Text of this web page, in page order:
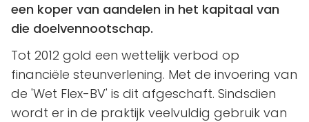
een koper van aandelen in het kapitaal van
die doelvennootschap.
Tot 2012 gold een wettelijk verbod op
financiële steunverlening. Met de invoering van
de 'Wet Flex-BV' is dit afgeschaft. Sindsdien
wordt er in de praktijk veelvuldig gebruik van